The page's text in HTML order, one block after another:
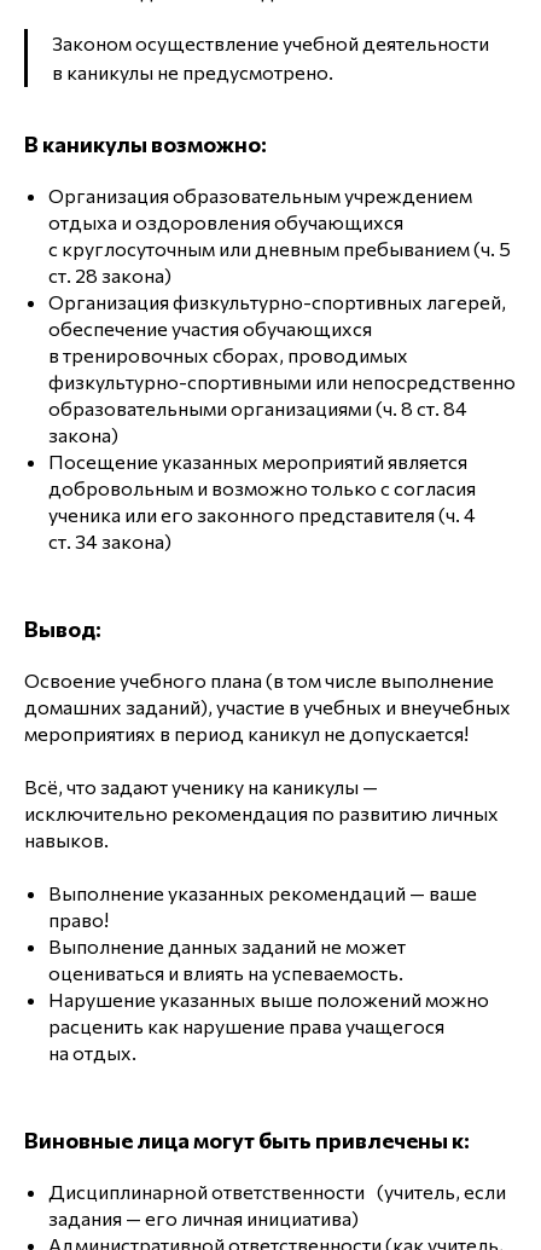
Законом осуществление учебной деятельности
в каникулы не предусмотрено.
В каникулы возможно:
Организация образовательным учреждением
отдыха и оздоровления обучающихся
с круглосуточным или дневным пребыванием (ч. 5
ст. 28 закона)
Организация физкультурно-спортивных лагерей,
обеспечение участия обучающихся
в тренировочных сборах, проводимых
физкультурно-спортивными или непосредственно
образовательными организациями (ч. 8 ст. 84
закона)
Посещение указанных мероприятий является
добровольным и возможно только с согласия
ученика или его законного представителя (ч. 4
ст. 34 закона)
Вывод:
Освоение учебного плана (в том числе выполнение
домашних заданий), участие в учебных и внеучебных
мероприятиях в период каникул не допускается!
Всё, что задают ученику на каникулы —
исключительно рекомендация по развитию личных
навыков.
Выполнение указанных рекомендаций — ваше
право!
Выполнение данных заданий не может
оцениваться и влиять на успеваемость.
Нарушение указанных выше положений можно
расценить как нарушение права учащегося
на отдых.
Виновные лица могут быть привлечены к:
Дисциплинарной ответственности (учитель, если
задания — его личная инициатива)
Административной ответственности (как учитель,